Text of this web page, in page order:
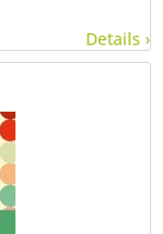
Details ›